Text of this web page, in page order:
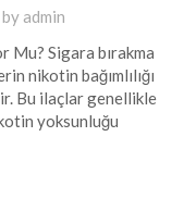
by admin
Mu? Sigara bırakma
nikotin bağımlılığı
Bu ilaçlar genellikle
yoksunluğu